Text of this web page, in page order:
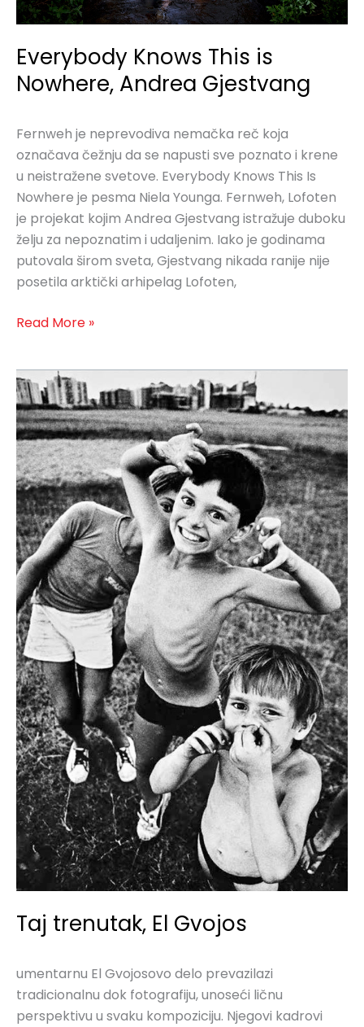
Everybody Knows This is
Nowhere, Andrea Gjestvang
Fernweh je neprevodiva nemačka reč koja
označava čežnju da se napusti sve poznato i krene
u neistražene svetove. Everybody Knows This Is
Nowhere je pesma Niela Younga. Fernweh, Lofoten
je projekat kojim Andrea Gjestvang istražuje duboku
želju za nepoznatim i udaljenim. Iako je godinama
putovala širom sveta, Gjestvang nikada ranije nije
posetila arktički arhipelag Lofoten,
Read More »
Taj trenutak, El Gvojos
umentarnu El Gvojosovo delo prevazilazi
tradicionalnu dok fotografiju, unoseći ličnu
perspektivu u svaku kompoziciju. Njegovi kadrovi
Taj
trenutak,
El
Gvojos